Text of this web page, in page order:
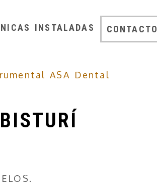
INSTALADAS CONTACTO
ASA Dental